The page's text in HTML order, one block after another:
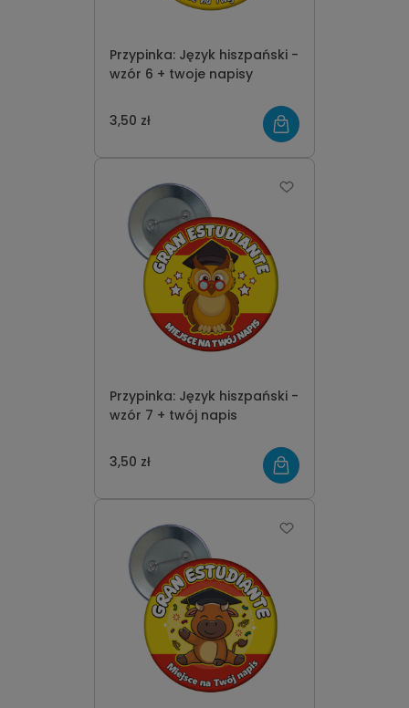
Przypinka: Język hiszpański -
wzór 6 + twoje napisy
3,50 zł
Przypinka: Język hiszpański -
wzór 7 + twój napis
3,50 zł